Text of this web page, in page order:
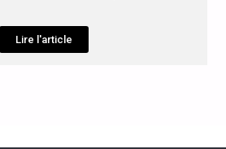
Lire l'article